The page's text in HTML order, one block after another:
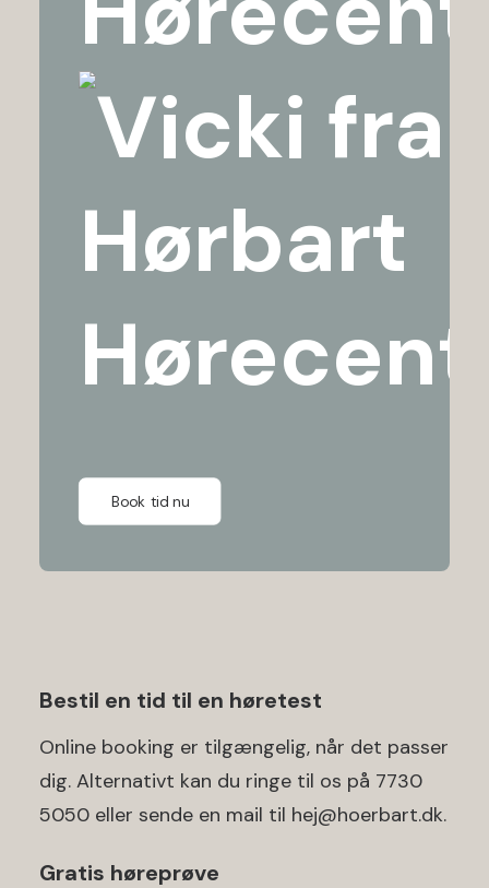
Book tid nu
Bestil en tid til en høretest
Online booking er tilgængelig, når det passer
dig. Alternativt kan du ringe til os på 7730
5050 eller sende en mail til hej@hoerbart.dk.
Gratis høreprøve